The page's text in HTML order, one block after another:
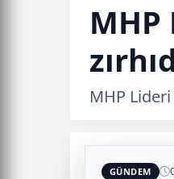
MHP Lideri
GÜNDEM